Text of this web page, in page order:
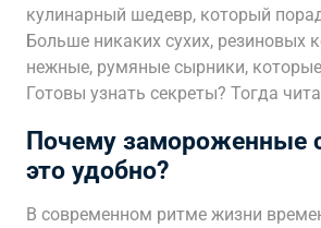
кулинарный шедевр, который
Больше никаких сухих, резиновых
нежные, румяные сырники,
Готовы узнать секреты? Тогда
Почему замороженные
это удобно?
В современном ритме жизни